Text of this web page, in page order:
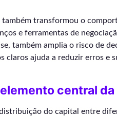
transformou o
e ferramentas de
também amplia o risco de
claros ajuda a reduzir erros e
central
do capital entre